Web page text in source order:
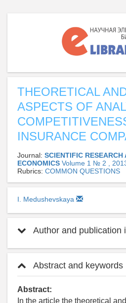
THEORETICAL
ASPECTS OF
INSURANCE
Journal: SCIENTIFIC RESEARCH
ECONOMICS Volume 1 № 2 ,
Rubrics: СOMMON QUESTIONS
I. Medushevskaya
Author and publication
Abstract and keywords
Abstract:
In the article the theoretical